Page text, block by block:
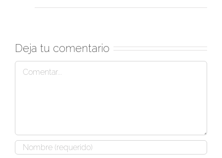
Deja tu comentario
Comentar